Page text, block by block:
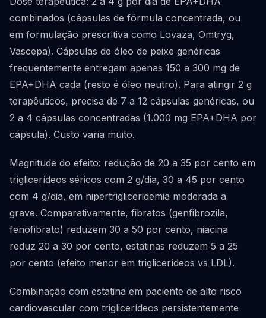
combinados (cápsulas de fórmula concentrada, ou
em formulação prescritiva como Lovaza, Omtryg,
Vascepa). Cápsulas de óleo de peixe genéricas
frequentemente entregam apenas 150 a 300 mg de
EPA+DHA cada (resto é óleo neutro). Para atingir 2 g
terapêuticos, precisa de 7 a 12 cápsulas genéricas, ou
2 a 4 cápsulas concentradas (1.000 mg EPA+DHA por
cápsula). Custo varia muito.
Magnitude do efeito: redução de 20 a 35 por cento em
triglicerídeos séricos com 2 g/dia, 30 a 45 por cento
com 4 g/dia, em hipertrigliceridemia moderada a
grave. Comparativamente, fibratos (genfibrozila,
fenofibrato) reduzem 30 a 50 por cento, niacina
reduz 20 a 30 por cento, estatinas reduzem 5 a 25
por cento (efeito menor em triglicerídeos vs LDL).
Combinação com estatina em paciente de alto risco
cardiovascular com triglicerídeos persistentemente